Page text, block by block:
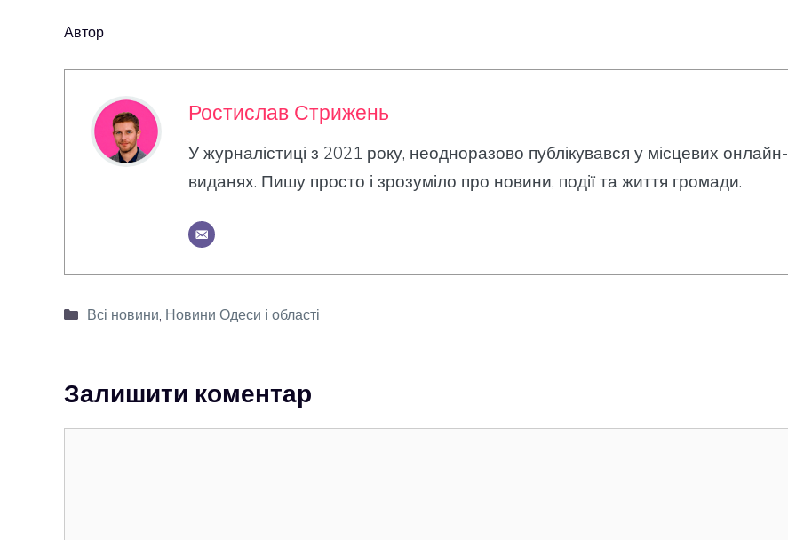
Автор
Ростислав Стрижень
У журналістиці з 2021 року, неодноразово публікувався у місцевих онлайн-
виданях. Пишу просто і зрозуміло про новини, події та життя громади.
Категорії
Всі новини Новини Одеси і області
Залишити коментар